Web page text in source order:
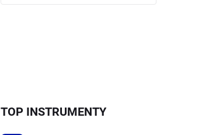
TOP INSTRUMENTY